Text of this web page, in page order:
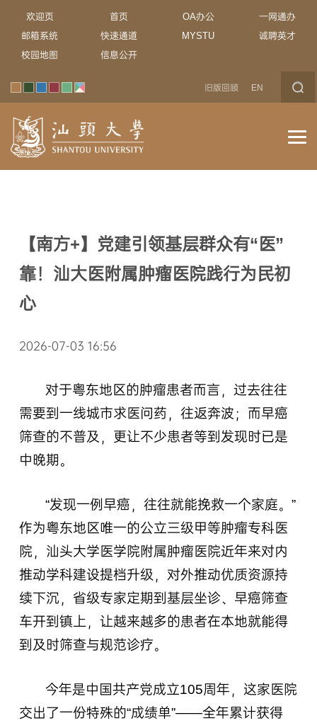
欢迎页 首页 OA办公
一网通办
邮箱系统
快速通道 MYSTU
诚聘英才
校园地图
信息公开
旧版回顾 EN
【南方+】党建引领基层群众有“医”
靠！汕大医附属肿瘤医院践行为民初
心
2026-07-03 16:56
对于粤东地区的肿瘤患者而言，过去往往
需要到一线城市求医问药，往返奔波；而早癌
筛查的不普及，更让不少患者等到发现时已是
中晚期。
“发现一例早癌，往往就能挽救一个家庭。”
作为粤东地区唯一的公立三级甲等肿瘤专科医
院，汕头大学医学院附属肿瘤医院近年来对内
推动学科建设提档升级，对外推动优质资源持
续下沉，省级专家定期到基层坐诊、早癌筛查
车开到镇上，让越来越多的患者在本地就能得
到及时筛查与规范诊疗。
今年是中国共产党成立105周年，这家医院
交出了一份特殊的“成绩单”——全年累计获得